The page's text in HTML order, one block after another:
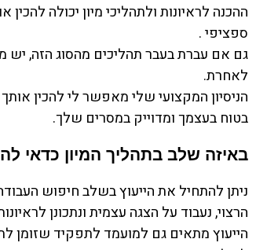
ההכנה לראיונות ולתהליכי מיון יכולה
ספציפי .
גם אם עברת בעבר תהליכים מהסוג הזה, יש
לאחרת.
הניסיון המקצועי שלי מאפשר לי להכין
בטוח בעצמך ומדוייק במסרים שלך.
באיזה שלב בתהליך המיון כדאי
ניתן להתחיל את הייעוץ בשלב חיפוש
הרצוי, נעבוד על הצגה עצמית ונתכונן
הייעוץ מתאים גם למועמד לתפקיד שזומן